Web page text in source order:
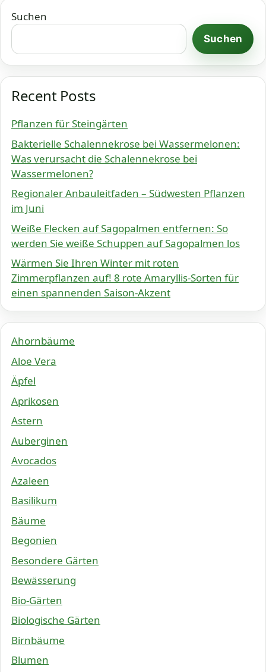
Suchen
Suchen
Recent Posts
Pflanzen für Steingärten
Bakterielle Schalennekrose bei Wassermelonen:
Was verursacht die Schalennekrose bei
Wassermelonen?
Regionaler Anbauleitfaden – Südwesten Pflanzen
im Juni
Weiße Flecken auf Sagopalmen entfernen: So
werden Sie weiße Schuppen auf Sagopalmen los
Wärmen Sie Ihren Winter mit roten
Zimmerpflanzen auf! 8 rote Amaryllis-Sorten für
einen spannenden Saison-Akzent
Ahornbäume
Aloe Vera
Äpfel
Aprikosen
Astern
Auberginen
Avocados
Azaleen
Basilikum
Bäume
Begonien
Besondere Gärten
Bewässerung
Bio-Gärten
Biologische Gärten
Birnbäume
Blumen